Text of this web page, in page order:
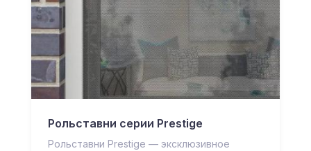
Рольставни серии Prestige
Рольставни Prestige — эксклюзивное